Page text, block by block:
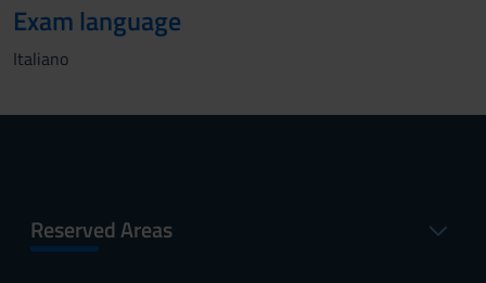
Exam language
Italiano
Reserved Areas